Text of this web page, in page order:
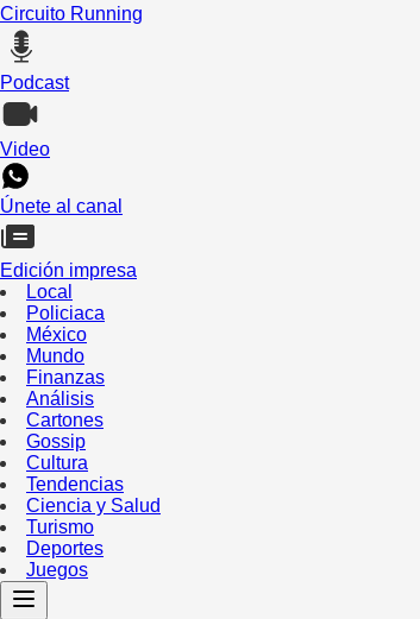
Circuito Running
Podcast
Video
Únete al canal
Edición impresa
Local
Policiaca
México
Mundo
Finanzas
Análisis
Cartones
Gossip
Cultura
Tendencias
Ciencia y Salud
Turismo
Deportes
Juegos